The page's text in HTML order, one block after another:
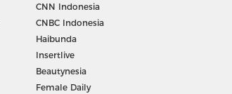
CNN Indonesia
CNBC Indonesia
Haibunda
Insertlive
Beautynesia
Female Daily